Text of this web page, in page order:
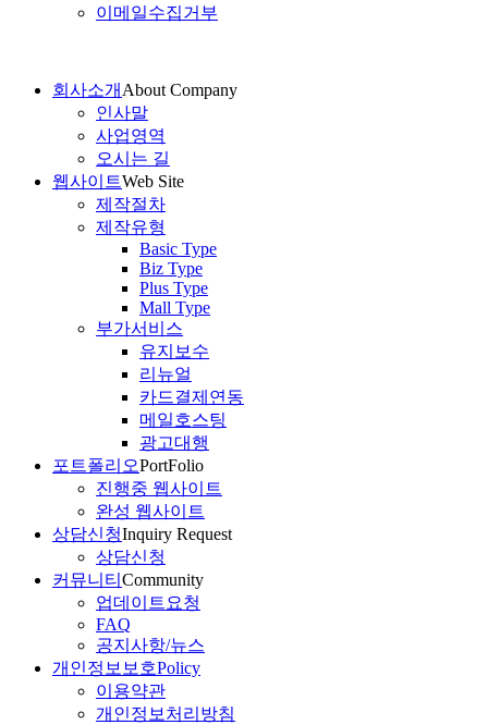
이메일수집거부
회사소개 About Company
인사말
사업영역
오시는 길
웹사이트Web Site
제작절차
제작유형
Basic Type
Biz Type
Plus Type
Mall Type
부가서비스
유지보수
리뉴얼
카드결제연동
메일호스팅
광고대행
포트폴리오PortFolio
진행중 웹사이트
완성 웹사이트
상담신청Inquiry Request
상담신청
커뮤니티 Community
업데이트요청
FAQ
공지사항/뉴스
개인정보보호Policy
이용약관
개인정보처리방침